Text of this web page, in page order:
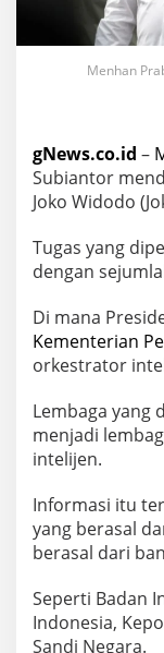
Menhan
gNews.co.id –
Subiantor
Joko Widodo
Tugas yang
dengan
Di mana
Kementerian
orkestrator
Lembaga yang
menjadi
intelijen.
Informasi itu
yang berasal
berasal dari
Seperti Badan
Indonesia,
Sandi Negara.